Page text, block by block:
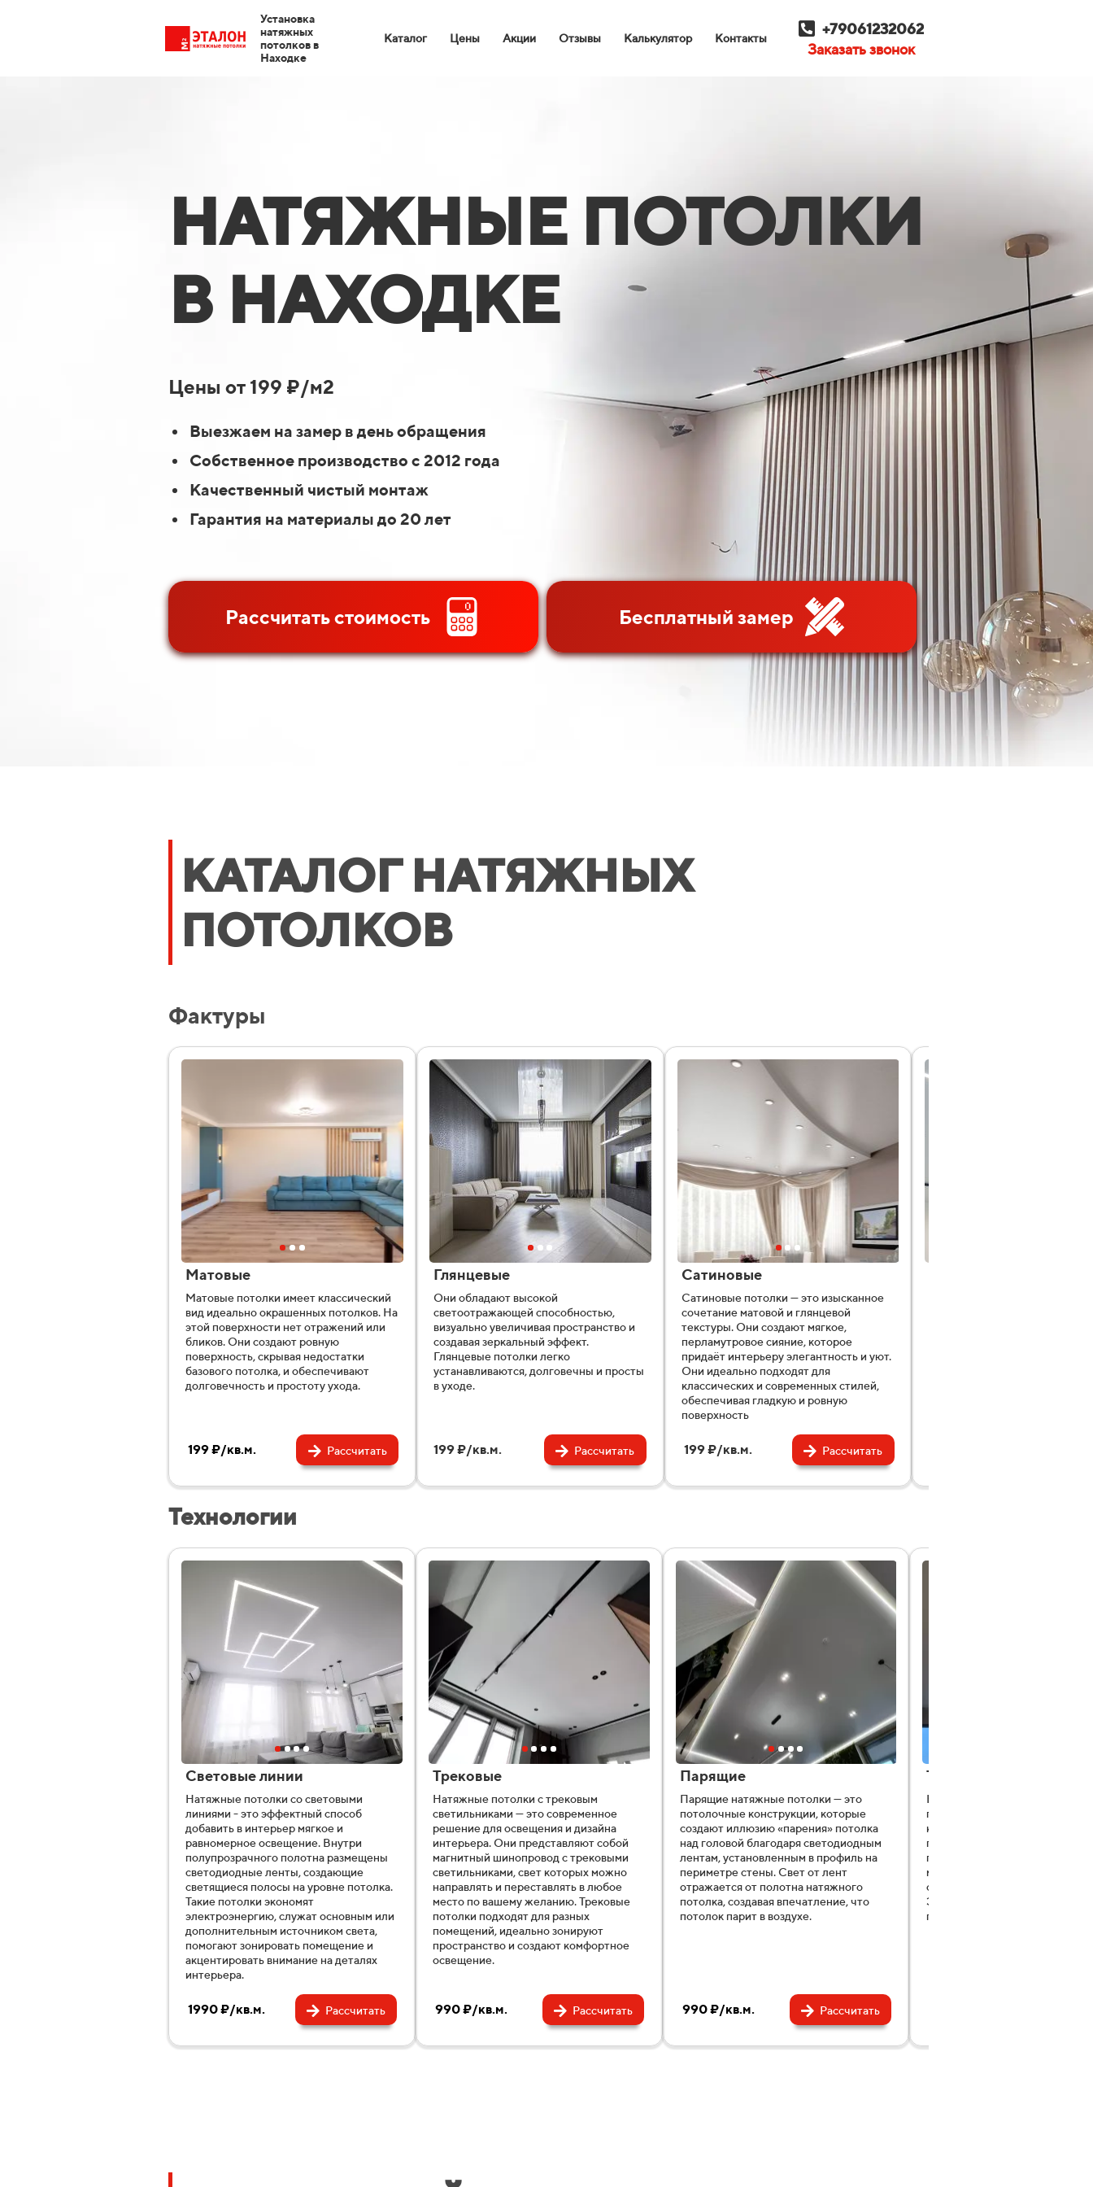
Установка
натяжных
потолков в
Находке
Каталог Цены Акции Отзывы Калькулятор Контакты
+79061232062
Заказать звонок
НАТЯЖНЫЕ ПОТОЛКИ
В НАХОДКЕ
Цены от 199 ₽/м2
Выезжаем на замер в день обращения
Собственное производство с 2012 года
Качественный чистый монтаж
Гарантия на материалы до 20 лет
Рассчитать стоимость Бесплатный замер
КАТАЛОГ НАТЯЖНЫХ
ПОТОЛКОВ
Фактуры
Матовые
Матовые потолки имеет классический
вид идеально окрашенных потолков. На
этой поверхности нет отражений или
бликов. Они создают ровную
поверхность, скрывая недостатки
базового потолка, и обеспечивают
долговечность и простоту ухода.
199 ₽/кв.м. Рассчитать
Глянцевые
Они обладают высокой
светоотражающей способностью,
визуально увеличивая пространство и
создавая зеркальный эффект.
Глянцевые потолки легко
устанавливаются, долговечны и просты
в уходе.
199 ₽/кв.м. Рассчитать
Сатиновые
Сатиновые потолки — это изысканное
сочетание матовой и глянцевой
текстуры. Они создают мягкое,
перламутровое сияние, которое
придаёт интерьеру элегантность и уют.
Они идеально подходят для
классических и современных стилей,
обеспечивая гладкую и ровную
поверхность
199 ₽/кв.м. Рассчитать
Технологии
Световые линии
Натяжные потолки со световыми
линиями - это эффектный способ
добавить в интерьер мягкое и
равномерное освещение. Внутри
полупрозрачного полотна размещены
светодиодные ленты, создающие
светящиеся полосы на уровне потолка.
Такие потолки экономят
электроэнергию, служат основным или
дополнительным источником света,
помогают зонировать помещение и
акцентировать внимание на деталях
интерьера.
1990 ₽/кв.м. Рассчитать
Трековые
Натяжные потолки с трековым
светильниками — это современное
решение для освещения и дизайна
интерьера. Они представляют собой
магнитный шинопровод с трековыми
светильниками, свет которых можно
направлять и переставлять в любое
место по вашему желанию. Трековые
потолки подходят для разных
помещений, идеально зонируют
пространство и создают комфортное
освещение.
990 ₽/кв.м. Рассчитать
Парящие
Парящие натяжные потолки — это
потолочные конструкции, которые
создают иллюзию «парения» потолка
над головой благодаря светодиодным
лентам, установленным в профиль на
периметре стены. Свет от лент
отражается от полотна натяжного
потолка, создавая впечатление, что
потолок парит в воздухе.
990 ₽/кв.м. Рассчитать
Теневые
Натяжные потолки с теневым
профилем образуют чёткий
кант шириной 6 мм по всему
помещения. Не требуют
периметра вставкой. Прочная
металлическая конструкция
обеспечивает равномерную
Это современный способ
помещения.